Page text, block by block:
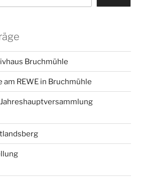
Bruchmühle
REWE in Bruchmühle